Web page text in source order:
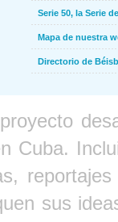
Serie 50, la Serie
Mapa de nuestra
Directorio de
Cuba.
sus